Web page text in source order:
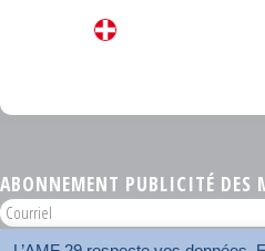
ABONNEMENT PUBLICITÉ DES